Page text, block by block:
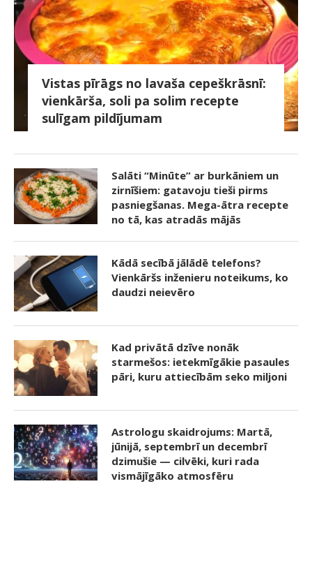
Vistas pīrāgs no lavaša cepeškrāsnī:
vienkārša, soli pa solim recepte
sulīgam pildījumam
Salāti “Minūte” ar burkāniem un
zirnīšiem: gatavoju tieši pirms
pasniegšanas. Mega-ātra recepte
no tā, kas atradās mājās
Kādā secībā jālādē telefons?
Vienkāršs inženieru noteikums, ko
daudzi neievēro
Kad privātā dzīve nonāk
starmešos: ietekmīgākie pasaules
pāri, kuru attiecībām seko miljoni
Astrologu skaidrojums: Martā,
jūnijā, septembrī un decembrī
dzimušie — cilvēki, kuri rada
vismājīgāko atmosfēru